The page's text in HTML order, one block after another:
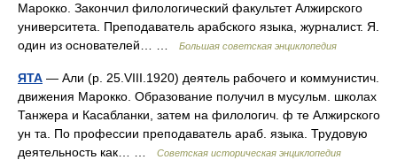
Марокко. Закончил филологический факультет Алжирского
университета. Преподаватель арабского языка, журналист. Я.
один из основателей… …
Большая советская энциклопедия
ЯТА — Али (р. 25.VIII.1920) деятель рабочего и коммунистич.
движения Марокко. Образование получил в мусульм. школах
Танжера и Касабланки, затем на филологич. ф те Алжирского
ун та. По профессии преподаватель араб. языка. Трудовую
деятельность как… …
Советская историческая энциклопедия